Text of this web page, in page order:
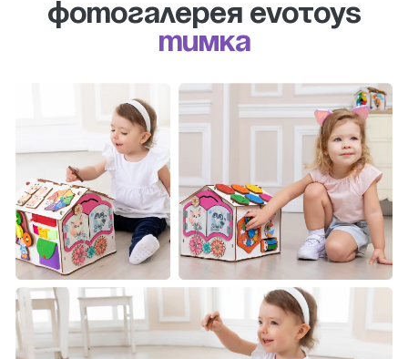
Фотогалерея evotoys
Тимка